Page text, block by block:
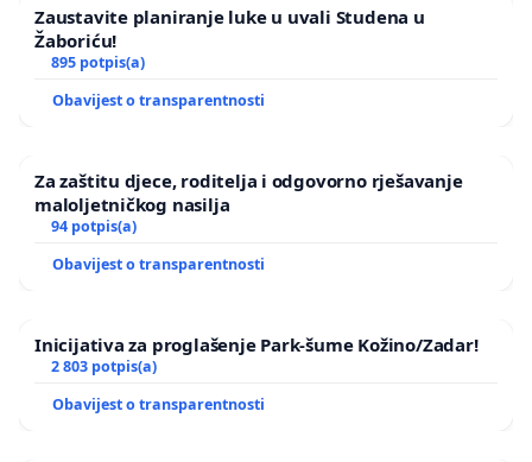
Zaustavite planiranje luke u uvali Studena u
Žaboriću!
895 potpis(a)
Obavijest o transparentnosti
Za zaštitu djece, roditelja i odgovorno rješavanje
maloljetničkog nasilja
94 potpis(a)
Obavijest o transparentnosti
Inicijativa za proglašenje Park-šume Kožino/Zadar!
2 803 potpis(a)
Obavijest o transparentnosti